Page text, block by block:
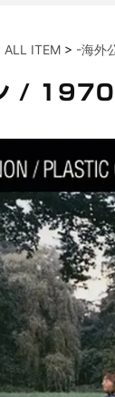
) 2024.6.20
2024.6.9
) 2024.6.9
) 2024.11.9
) 2024.8.24
) 2024.6.24
)
2024.6.24
リアム・ギャ
) 2024.6.24
2024.6.20
) 2024.6.9
ALL ITEM > -海外
/ 1970